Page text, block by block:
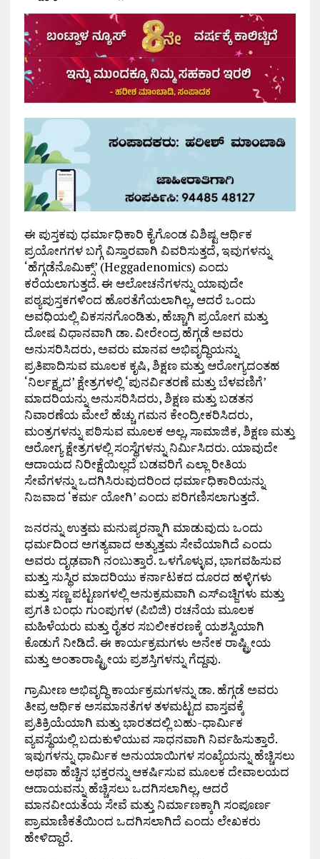
ಈ ಪುಸ್ತಕವು ಧರ್ಮಾಧಿಕಾರಿ ಕೈಗೊಂಡ ವಿಶಿಷ್ಟ ಆರ್ಥಿಕ
ಪ್ರಯೋಗಗಳ ಬಗ್ಗೆ ವಿಸ್ತಾರವಾಗಿ ವಿವರಿಸುತ್ತದೆ, ಇವುಗಳನ್ನು
‘ಹೆಗ್ಗಡೆನೊಮಿಕ್ಸ್’ (Heggadenomics) ಎಂದು
ಕರೆಯಲಾಗುತ್ತದೆ. ಈ ಆಲೋಚನೆಗಳನ್ನು ಯಾವುದೇ
ಪಠ್ಯಪುಸ್ತಕಗಳಿಂದ ಹೊರತೆಗೆಯಲಾಗಿಲ್ಲ, ಆದರೆ ಒಂದು
ಅವಧಿಯಲ್ಲಿ ವಿಕಸನಗೊಂಡಿತು, ಹೆಚ್ಚಾಗಿ ಪ್ರಯೋಗ ಮತ್ತು
ದೋಷ ವಿಧಾನವಾಗಿ ಡಾ. ವೀರೇಂದ್ರ ಹೆಗ್ಗಡೆ ಅವರು
ಅನುಸರಿಸಿದರು, ಅವರು ಮಾನವ ಅಭಿವೃದ್ಧಿಯನ್ನು
ಪ್ರತಿಪಾದಿಸುವ ಮೂಲಕ ಕೃಷಿ, ಶಿಕ್ಷಣ ಮತ್ತು ಆರೋಗ್ಯದಂತಹ
‘ನಿರ್ಲಕ್ಷ್ಯದ’ ಕ್ಷೇತ್ರಗಳಲ್ಲಿ ‘ಪುನರ್ವಿತರಣೆ ಮತ್ತು ಬೆಳವಣಿಗೆ’
ಮಾದರಿಯನ್ನು ಅನುಸರಿಸಿದರು, ಶಿಕ್ಷಣ ಮತ್ತು ಬಡತನ
ನಿವಾರಣೆಯ ಮೇಲೆ ಹೆಚ್ಚು ಗಮನ ಕೇಂದ್ರೀಕರಿಸಿದರು,
ಮಂತ್ರಗಳನ್ನು ಪಠಿಸುವ ಮೂಲಕ ಅಲ್ಲ, ಸಾಮಾಜಿಕ, ಶಿಕ್ಷಣ ಮತ್ತು
ಆರೋಗ್ಯ ಕ್ಷೇತ್ರಗಳಲ್ಲಿ ಸಂಸ್ಥೆಗಳನ್ನು ನಿರ್ಮಿಸಿದರು. ಯಾವುದೇ
ಆದಾಯದ ನಿರೀಕ್ಷೆಯಿಲ್ಲದೆ ಬಡವರಿಗೆ ಎಲ್ಲಾ ರೀತಿಯ
ಸೇವೆಗಳನ್ನು ಒದಗಿಸಿರುವುದರಿಂದ ಧರ್ಮಾಧಿಕಾರಿಯನ್ನು
ನಿಜವಾದ ‘ಕರ್ಮ ಯೋಗಿ’ ಎಂದು ಪರಿಗಣಿಸಲಾಗುತ್ತದೆ.
ಜನರನ್ನು ಉತ್ತಮ ಮನುಷ್ಯರನ್ನಾಗಿ ಮಾಡುವುದು ಒಂದು
ಧರ್ಮದಿಂದ ಅಗತ್ಯವಾದ ಅತ್ಯುತ್ತಮ ಸೇವೆಯಾಗಿದೆ ಎಂದು
ಅವರು ದೃಢವಾಗಿ ನಂಬುತ್ತಾರೆ. ಒಳಗೊಳ್ಳುವ, ಭಾಗವಹಿಸುವ
ಮತ್ತು ಸುಸ್ಥಿರ ಮಾದರಿಯು ಕರ್ನಾಟಕದ ದೂರದ ಹಳ್ಳಿಗಳು
ಮತ್ತು ಸಣ್ಣ ಪಟ್ಟಣಗಳಲ್ಲಿ ಅನುಕ್ರಮವಾಗಿ ಎಸ್ಎಚ್ಜಿಗಳು ಮತ್ತು
ಪ್ರಗತಿ ಬಂಧು ಗುಂಪುಗಳ (ಪಿಬಿಜಿ) ರಚನೆಯ ಮೂಲಕ
ಮಹಿಳೆಯರು ಮತ್ತು ರೈತರ ಸಬಲೀಕರಣಕ್ಕೆ ಯಶಸ್ವಿಯಾಗಿ
ಕೊಡುಗೆ ನೀಡಿದೆ. ಈ ಕಾರ್ಯಕ್ರಮಗಳು ಅನೇಕ ರಾಷ್ಟ್ರೀಯ
ಮತ್ತು ಅಂತಾರಾಷ್ಟ್ರೀಯ ಪ್ರಶಸ್ತಿಗಳನ್ನು ಗೆದ್ದವು.
ಗ್ರಾಮೀಣ ಅಭಿವೃದ್ಧಿ ಕಾರ್ಯಕ್ರಮಗಳನ್ನು ಡಾ. ಹೆಗ್ಗಡೆ ಅವರು
ತೀವ್ರ ಆರ್ಥಿಕ ಅಸಮಾನತೆಗಳ ತಳಮಟ್ಟದ ವಾಸ್ತವಕ್ಕೆ
ಪ್ರತಿಕ್ರಿಯೆಯಾಗಿ ಮತ್ತು ಭಾರತದಲ್ಲಿ ಬಹು-ಧಾರ್ಮಿಕ
ವ್ಯವಸ್ಥೆಯಲ್ಲಿ ಬದುಕುಳಿಯುವ ಸಾಧನವಾಗಿ ನಿರ್ವಹಿಸುತ್ತಾರೆ.
ಇವುಗಳನ್ನು ಧಾರ್ಮಿಕ ಅನುಯಾಯಿಗಳ ಸಂಖ್ಯೆಯನ್ನು ಹೆಚ್ಚಿಸಲು
ಅಥವಾ ಹೆಚ್ಚಿನ ಭಕ್ತರನ್ನು ಆಕರ್ಷಿಸುವ ಮೂಲಕ ದೇವಾಲಯದ
ಆದಾಯವನ್ನು ಹೆಚ್ಚಿಸಲು ಒದಗಿಸಲಾಗಿಲ್ಲ, ಆದರೆ
ಮಾನವೀಯತೆಯ ಸೇವೆ ಮತ್ತು ನಿರ್ಮಾಣಕ್ಕಾಗಿ ಸಂಪೂರ್ಣ
ಪ್ರಾಮಾಣಿಕತೆಯಿಂದ ಒದಗಿಸಲಾಗಿದೆ ಎಂದು ಲೇಖಕರು
ಹೇಳಿದ್ದಾರೆ.